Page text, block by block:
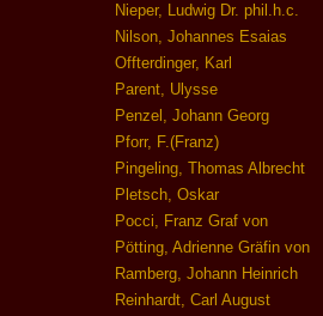
Nieper, Ludwig Dr. phil.h.c.
Nilson, Johannes Esaias
Offterdinger, Karl
Parent, Ulysse
Penzel, Johann Georg
Pforr, F.(Franz)
Pingeling, Thomas Albrecht
Pletsch, Oskar
Pocci, Franz Graf von
Pötting, Adrienne Gräfin von
Ramberg, Johann Heinrich
Reinhardt, Carl August